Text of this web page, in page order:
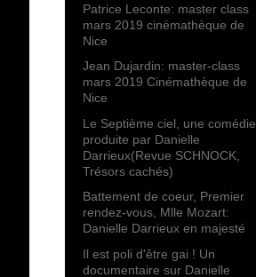
Patrice Leconte: master class
mars 2019 cinémathèque de
Nice
Jean Dujardin: master-class
mars 2019 Cinémathèque de
Nice
Le Septième ciel, une comédie
produite par Danielle
Darrieux(Revue SCHNOCK,
Trésors cachés)
Battement de coeur, Premier
rendez-vous, Mlle Mozart:
Danielle Darrieux en majesté
Il est poli d'être gai ! Un
documentaire sur Danielle